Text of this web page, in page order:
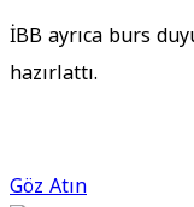
İBB ayrıca burs
hazırlattı.
Göz Atın